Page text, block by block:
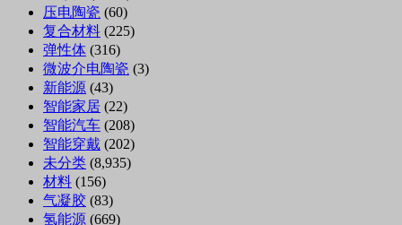
压电陶瓷 (60)
复合材料 (225)
弹性体 (316)
微波介电陶瓷 (3)
新能源 (43)
智能家居 (22)
智能汽车 (208)
智能穿戴 (202)
未分类 (8,935)
材料 (156)
气凝胶 (83)
氢能源 (669)